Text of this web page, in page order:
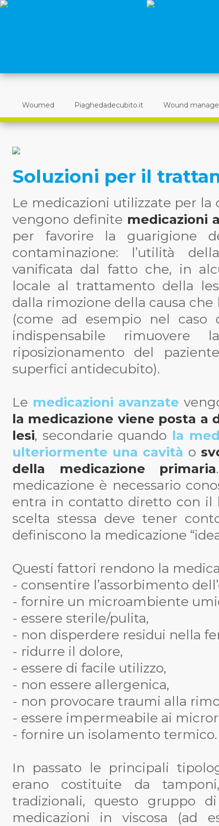
Woumed Piaghedadecubito.it Wound
Soluzioni per il
Le medicazioni utilizzate per
vengono definite medicazioni
per favorire la guarigione
contaminazione: l’utilità
vanificata dal fatto che, in
locale al trattamento della
dalla rimozione della causa
(come ad esempio nel caso
indispensabile rimuovere
riposizionamento del
superfici antidecubito).
Le medicazioni avanzate
la medicazione viene posta
lesi, secondarie quando la
ulteriormente una cavità o
della medicazione primaria
medicazione è necessario
entra in contatto diretto con il
scelta stessa deve tener
definiscono la medicazione
Questi fattori rendono la
- consentire l’assorbimento
- fornire un microambiente
- essere sterile/pulita,
- non disperdere residui nella
- ridurre il dolore,
- essere di facile utilizzo,
- non essere allergenica,
- non provocare traumi alla
- essere impermeabile ai
- fornire un isolamento termico.
In passato le principali
erano costituite da
tradizionali, questo gruppo
medicazioni in viscosa (ad